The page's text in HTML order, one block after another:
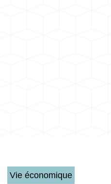
Vie économique